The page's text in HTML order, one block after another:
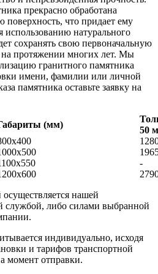
прекрасно обработана
поверхность, что придает ему
использованию натурального
сохранять свою первоначальную
на протяжении многих лет. Мы
гранитного памятника
имени, фамилии или личной
памятника оставьте заявку на
(мм)
50
-
нашей
службой, либо силами выбранной
индивидуально, исходя
и тарифов транспортной
момент отправки.